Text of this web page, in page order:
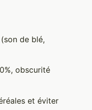
de blé,
obscurité
et éviter